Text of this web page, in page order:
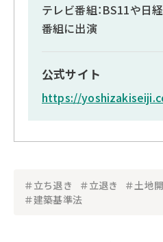
テレビ番組：BS11や日
番組に出演
公式サイト
https://
＃立ち退き ＃立退き ＃土地
＃建築基準法